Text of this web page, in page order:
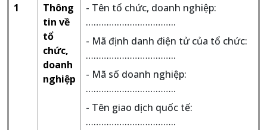
1
Thông
tin về
tổ
chức,
doanh
nghiệp
- Tên tổ chức, doanh nghiệp:
……………………………..
- Mã định danh điện tử của tổ chức:
……………………………..
- Mã số doanh nghiệp:
……………………………..
- Tên giao dịch quốc tế:
……………………………..